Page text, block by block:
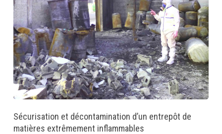
Sécurisation et décontamination d’un entrepôt de
matières extrêmement inflammables